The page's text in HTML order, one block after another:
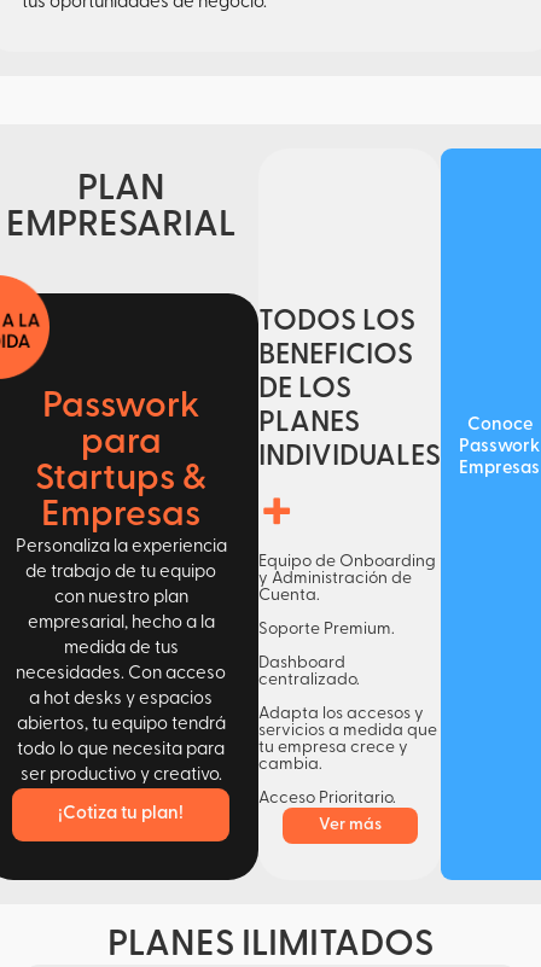
PLAN
EMPRESARIAL
Passwork
para
Startups &
Empresas
Personaliza la experiencia
de trabajo de tu equipo
con nuestro plan
empresarial, hecho a la
medida de tus
necesidades. Con acceso
a hot desks y espacios
abiertos, tu equipo tendrá
todo lo que necesita para
ser productivo y creativo.
¡Cotiza tu plan!
TODOS LOS
BENEFICIOS
DE LOS
PLANES
INDIVIDUALES
+
Equipo de Onboarding
y Administración de
Cuenta.
Soporte Premium.
Dashboard
centralizado.
Adapta los accesos y
servicios a medida que
tu empresa crece y
cambia.
Acceso Prioritario.
Ver más
Conoce
Passwork
Empresas
PLANES ILIMITADOS